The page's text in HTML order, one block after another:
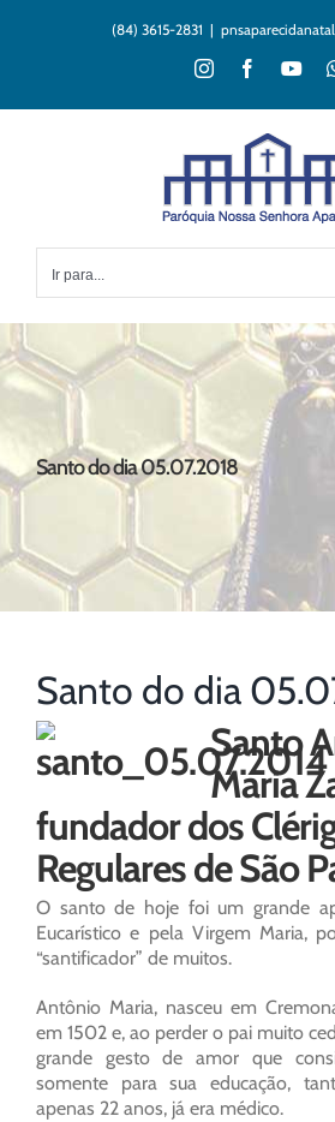
(84) 3615-2831 |
InstagramFacebook
Ir para...
Santo do dia 05.07.2018
Santo do dia
Santo
Maria
fundador dos
Regulares de São
O santo de hoje foi um grande
Eucarístico e pela Virgem Maria,
“santificador” de muitos.
Antônio Maria, nasceu em
em 1502 e, ao perder o pai muito
grande gesto de amor que
somente para sua educação,
apenas 22 anos, já era médico.